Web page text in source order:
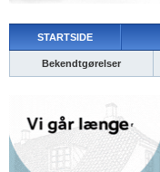
STARTSIDE
Bekendtgørelser